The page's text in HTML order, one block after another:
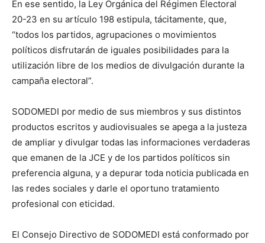
En ese sentido, la Ley Orgánica del Régimen Electoral
20-23 en su artículo 198 estipula, tácitamente, que,
“todos los partidos, agrupaciones o movimientos
políticos disfrutarán de iguales posibilidades para la
utilización libre de los medios de divulgación durante la
campaña electoral”.
SODOMEDI por medio de sus miembros y sus distintos
productos escritos y audiovisuales se apega a la justeza
de ampliar y divulgar todas las informaciones verdaderas
que emanen de la JCE y de los partidos políticos sin
preferencia alguna, y a depurar toda noticia publicada en
las redes sociales y darle el oportuno tratamiento
profesional con eticidad.
El Consejo Directivo de SODOMEDI está conformado por